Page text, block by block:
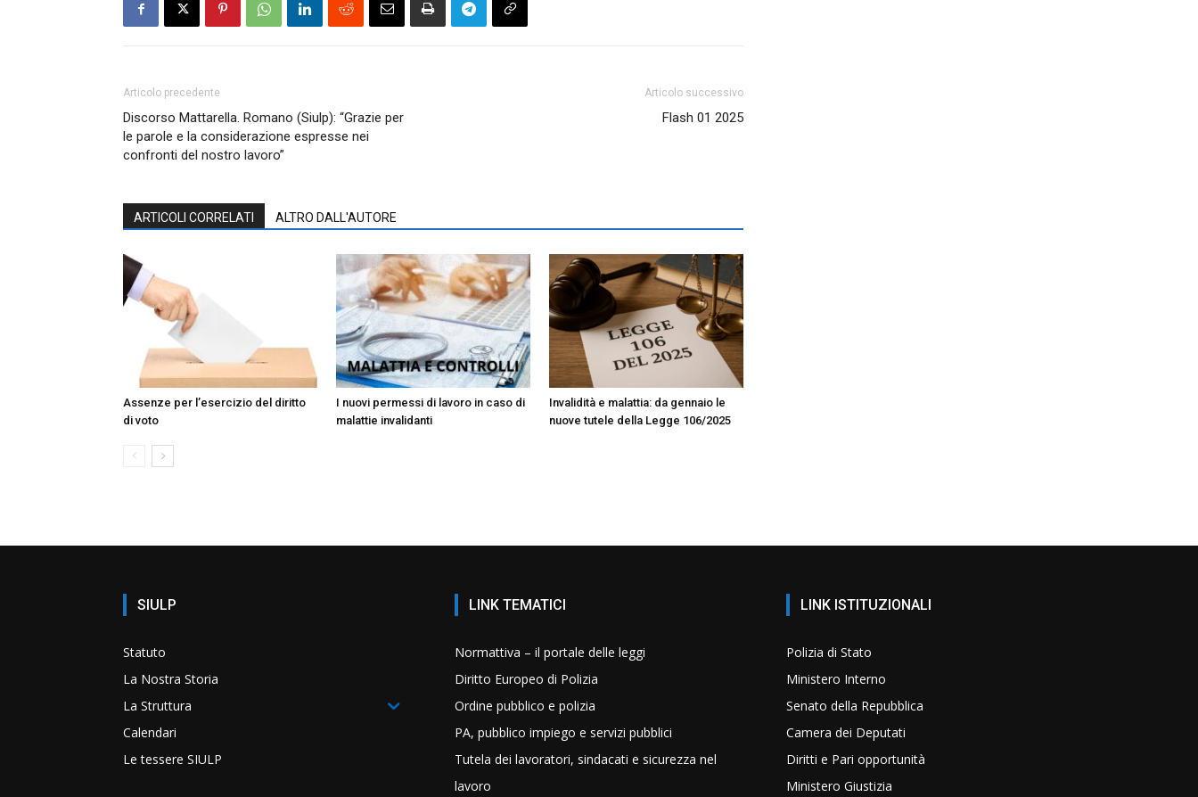
Articolo precedente
Discorso Mattarella. Romano (Siulp): “Grazie per
le parole e la considerazione espresse nei
confronti del nostro lavoro”
Articolo successivo
Flash 01 2025
ARTICOLI CORRELATI ALTRO DALL'AUTORE
Assenze per l’esercizio del diritto
di voto
I nuovi permessi di lavoro in caso di
malattie invalidanti
Invalidità e malattia: da gennaio le
nuove tutele della Legge 106/2025
SIULP
Statuto
La Nostra Storia
La Struttura
Calendari
Le tessere SIULP
LINK TEMATICI
Normattiva – il portale delle leggi
Diritto Europeo di Polizia
Ordine pubblico e polizia
PA, pubblico impiego e servizi pubblici
Tutela dei lavoratori, sindacati e sicurezza nel
lavoro
LINK ISTITUZIONALI
Polizia di Stato
Ministero Interno
Senato della Repubblica
Camera dei Deputati
Diritti e Pari opportunità
Ministero Giustizia